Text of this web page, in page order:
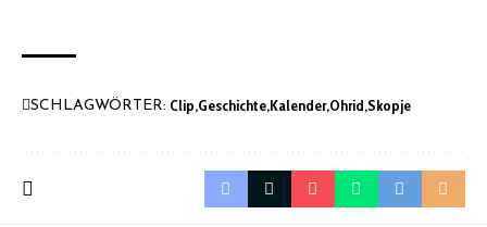
SCHLAGWÖRTER: Clip Geschichte Kalender Ohrid Skopje